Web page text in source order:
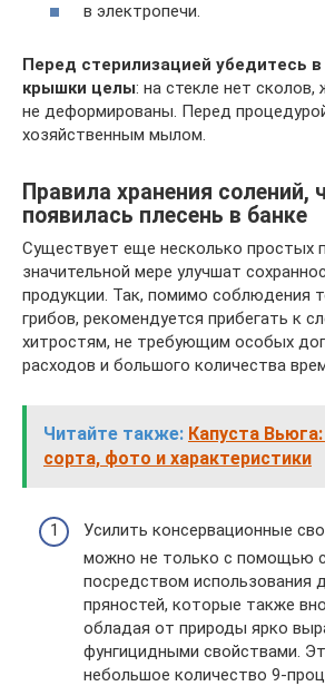
в электропечи.
Перед стерилизацией убедитесь
крышки целы: на стекле нет
не деформированы. Перед
хозяйственным мылом.
Правила хранения солений,
появилась плесень в банке
Существует еще несколько простых
значительной мере улучшат
продукции. Так, помимо соблюдения
грибов, рекомендуется прибегать к
хитростям, не требующим особых
расходов и большого количества
Читайте также: Капуста
сорта, фото и характеристики
Усилить консервационные
можно не только с помощью
посредством использования
пряностей, которые также
обладая от природы ярко
фунгицидными свойствами.
небольшое количество 9-